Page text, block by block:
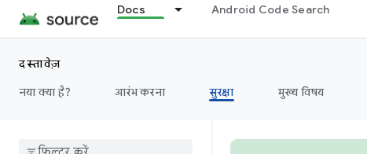
Docs Android Code Search
दस्तावेज़
नया क्या है?
आरंभ करना सुरक्षा मुख्य विषय